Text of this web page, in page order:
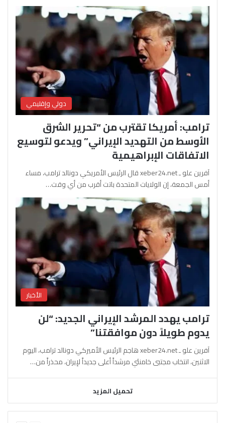
دولي وإقليمي
ترامب: أمريكا تقترب من “تحرير الشرق
الأوسط من التهديد الإيراني” ويدعو لتوسيع
الاتفاقات الإبراهيمية
آفرين علو ـ xeber24.net قال الرئيس الأمريكي دونالد ترامب، مساء
أمس الجمعة، إن الولايات المتحدة باتت أقرب من أي وقت…
الأخبار
ترامب يهدد المرشد الإيراني الجديد: “لن
يدوم طويلاً دون موافقتنا”
آفرين علو ـ xeber24.net هاجم الرئيس الأميركي دونالد ترامب، اليوم
الاثنين، انتخاب مجتبى خامنئي مرشداً أعلى جديداً لإيران، محذراً من…
تحميل المزيد